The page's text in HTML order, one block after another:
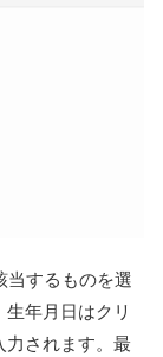
当するものを選
年月日はクリ
力されます。最